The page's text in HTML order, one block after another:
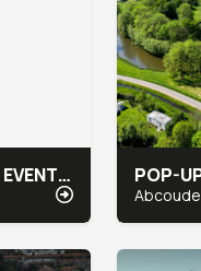
BUSINESS- & EVENT LOCATIE BOVENDONK
Abcoude